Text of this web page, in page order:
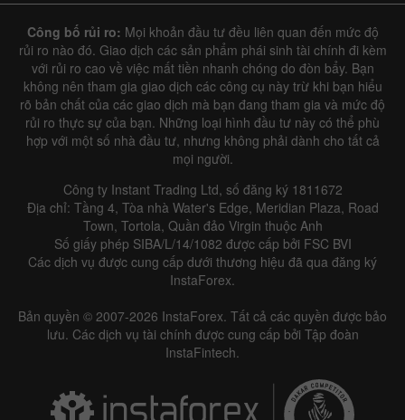
Công bố rủi ro: Mọi khoản đầu tư đều liên quan đến mức độ
rủi ro nào đó. Giao dịch các sản phẩm phái sinh tài chính đi kèm
với rủi ro cao về việc mất tiền nhanh chóng do đòn bẩy. Bạn
không nên tham gia giao dịch các công cụ này trừ khi bạn hiểu
rõ bản chất của các giao dịch mà bạn đang tham gia và mức độ
rủi ro thực sự của bạn. Những loại hình đầu tư này có thể phù
hợp với một số nhà đầu tư, nhưng không phải dành cho tất cả
mọi người.
Công ty Instant Trading Ltd, số đăng ký 1811672
Địa chỉ: Tầng 4, Tòa nhà Water's Edge, Meridian Plaza, Road
Town, Tortola, Quần đảo Virgin thuộc Anh
Số giấy phép SIBA/L/14/1082 được cấp bởi FSC BVI
Các dịch vụ được cung cấp dưới thương hiệu đã qua đăng ký
InstaForex.
Bản quyền © 2007-2026 InstaForex. Tất cả các quyền được bảo
lưu. Các dịch vụ tài chính được cung cấp bởi Tập đoàn
InstaFintech.